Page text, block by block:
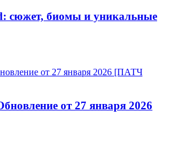
сюжет, биомы и уникальные
от 27 января 2026